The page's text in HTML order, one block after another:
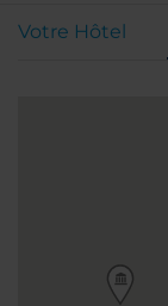
Votre Hôtel